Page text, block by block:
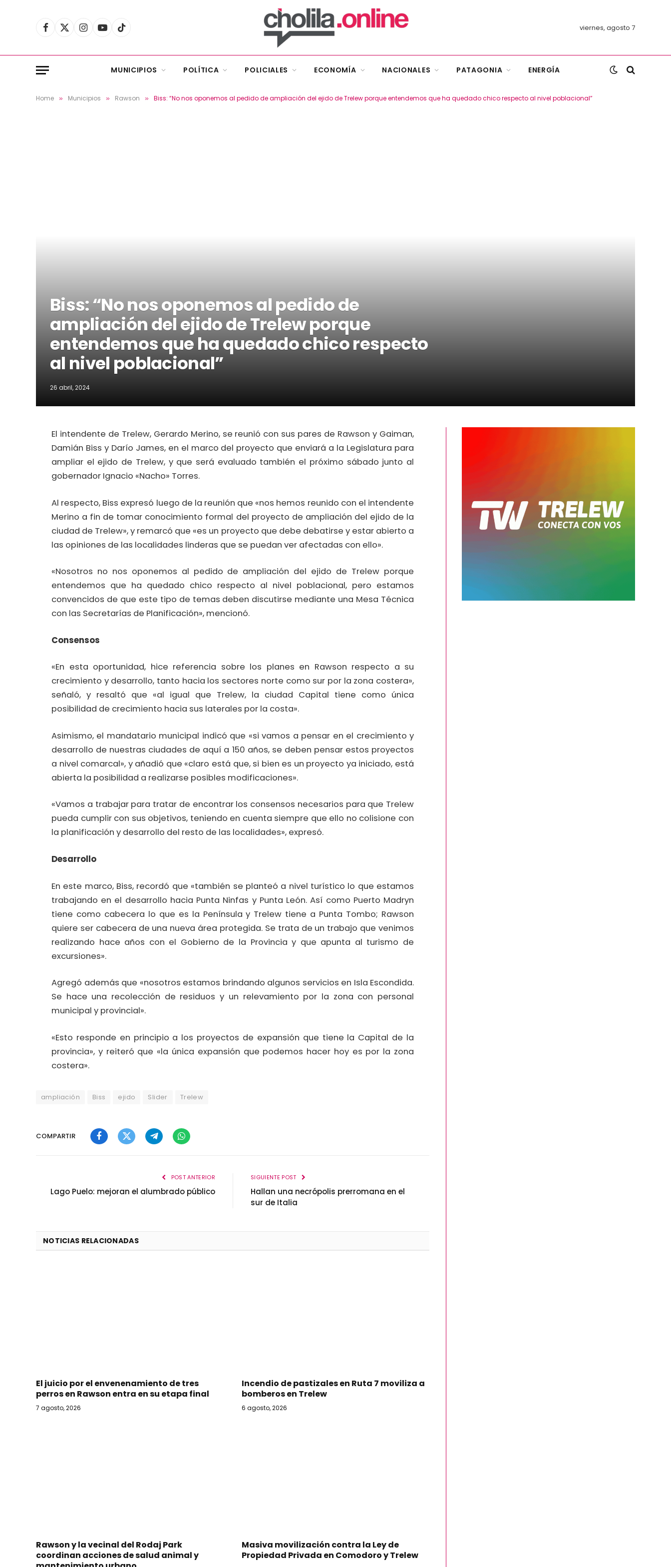
Facebook
X
Instagram
YouTubeTikTok viernes, agosto 7
MUNICIPIOS POLÍTICA POLICIALES ECONOMÍA NACIONALES PATAGONIA ENERGÍA
Home » Municipios » Rawson » Biss: “No nos oponemos al pedido de ampliación del ejido de Trelew porque entendemos que ha quedado chico respecto al nivel poblacional”
Biss: “No nos oponemos al pedido de
ampliación del ejido de Trelew porque
entendemos que ha quedado chico respecto
al nivel poblacional”
26 abril, 2024
El intendente de Trelew, Gerardo Merino, se reunió con sus pares de Rawson y Gaiman,
Damián Biss y Darío James, en el marco del proyecto que enviará a la Legislatura para
ampliar el ejido de Trelew, y que será evaluado también el próximo sábado junto al
gobernador Ignacio «Nacho» Torres.
Al respecto, Biss expresó luego de la reunión que «nos hemos reunido con el intendente
Merino a fin de tomar conocimiento formal del proyecto de ampliación del ejido de la
ciudad de Trelew», y remarcó que «es un proyecto que debe debatirse y estar abierto a
las opiniones de las localidades linderas que se puedan ver afectadas con ello».
«Nosotros no nos oponemos al pedido de ampliación del ejido de Trelew porque
entendemos que ha quedado chico respecto al nivel poblacional, pero estamos
convencidos de que este tipo de temas deben discutirse mediante una Mesa Técnica
con las Secretarías de Planificación», mencionó.
Consensos
«En esta oportunidad, hice referencia sobre los planes en Rawson respecto a su
crecimiento y desarrollo, tanto hacia los sectores norte como sur por la zona costera»,
señaló, y resaltó que «al igual que Trelew, la ciudad Capital tiene como única
posibilidad de crecimiento hacia sus laterales por la costa».
Asimismo, el mandatario municipal indicó que «si vamos a pensar en el crecimiento y
desarrollo de nuestras ciudades de aquí a 150 años, se deben pensar estos proyectos
a nivel comarcal», y añadió que «claro está que, si bien es un proyecto ya iniciado, está
abierta la posibilidad a realizarse posibles modificaciones».
«Vamos a trabajar para tratar de encontrar los consensos necesarios para que Trelew
pueda cumplir con sus objetivos, teniendo en cuenta siempre que ello no colisione con
la planificación y desarrollo del resto de las localidades», expresó.
Desarrollo
En este marco, Biss, recordó que «también se planteó a nivel turístico lo que estamos
trabajando en el desarrollo hacia Punta Ninfas y Punta León. Así como Puerto Madryn
tiene como cabecera lo que es la Península y Trelew tiene a Punta Tombo; Rawson
quiere ser cabecera de una nueva área protegida. Se trata de un trabajo que venimos
realizando hace años con el Gobierno de la Provincia y que apunta al turismo de
excursiones».
Agregó además que «nosotros estamos brindando algunos servicios en Isla Escondida.
Se hace una recolección de residuos y un relevamiento por la zona con personal
municipal y provincial».
«Esto responde en principio a los proyectos de expansión que tiene la Capital de la
provincia», y reiteró que «la única expansión que podemos hacer hoy es por la zona
costera».
ampliación Biss ejido Slider Trelew
COMPARTIR
FacebookTwitterTelegramWhatsApp
POST ANTERIOR
Lago Puelo: mejoran el alumbrado público
SIGUIENTE POST
Hallan una necrópolis prerromana en el
sur de Italia
NOTICIAS RELACIONADAS
El juicio por el envenenamiento de tres
perros en Rawson entra en su etapa final
7 agosto, 2026
Incendio de pastizales en Ruta 7 moviliza a
bomberos en Trelew
6 agosto, 2026
Rawson y la vecinal del Rodaj Park
coordinan acciones de salud animal y
Masiva movilización contra la Ley de
Propiedad Privada en Comodoro y Trelew